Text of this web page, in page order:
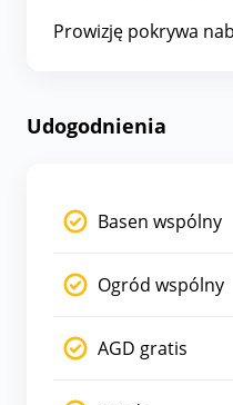
Prowizję pokrywa
Udogodnienia
Basen wspólny
Ogród wspólny
AGD gratis